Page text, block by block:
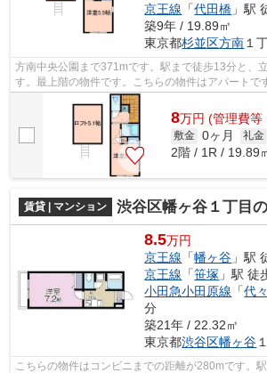
京王線 「代田橋 」駅
築9年 / 19.89㎡
東京都杉並区方南 １
方南中央公園まで371mです。駅まで徒歩13分と、
す。最上階の物件です。こちらの物件はアパートで
賃貸情報のことなら、地域に密着した当社...
8万円 (管理費等
敷金 0ヶ月 礼金
2階 / 1R / 19.89
賃貸 | マンション 渋谷区幡ヶ谷１丁目
8.5万円
京王線 「幡ヶ谷 」駅
京王線 「笹塚 」駅 徒
小田急小田原線 「代
分
築21年 / 22.32㎡
東京都渋谷区幡ヶ谷
こちらの物件はコンビニまでの距離が280mです。